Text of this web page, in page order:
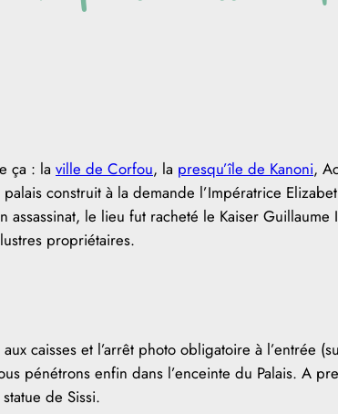
ça : la ville de Corfou, la presqu’île de Kanoni,
construit à la demande l’Impératrice
le lieu fut racheté le Kaiser Guillaume
propriétaires.
caisses et l’arrêt photo obligatoire à l’entrée
pénétrons enfin dans l’enceinte du Palais. A
de Sissi.